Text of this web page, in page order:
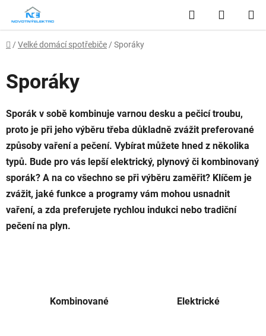
obsah
Hledat
KOŠÍK
Domů
/ Velké domácí spotřebiče / Sporáky
Sporáky
Sporák v sobě kombinuje varnou desku a pečicí troubu,
proto je při jeho výběru třeba důkladně zvážit preferované
způsoby vaření a pečení. Vybírat můžete hned z několika
typů. Bude pro vás lepší elektrický, plynový či kombinovaný
sporák? A na co všechno se při výběru zaměřit? Klíčem je
zvážit, jaké funkce a programy vám mohou usnadnit
vaření, a zda preferujete rychlou indukci nebo tradiční
pečení na plyn.
Kombinované Elektrické